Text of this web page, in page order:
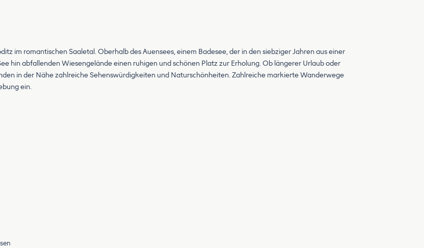
im romantischen Saaletal. Oberhalb des Auensees, einem Badesee, der in den siebziger Jahren aus einer
hin abfallenden Wiesengelände einen ruhigen und schönen Platz zur Erholung. Ob längerer Urlaub oder
in der Nähe zahlreiche Sehenswürdigkeiten und Naturschönheiten. Zahlreiche markierte Wanderwege
ein.